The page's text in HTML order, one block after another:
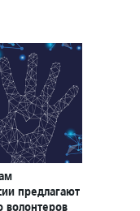
предлагают
волонтеров